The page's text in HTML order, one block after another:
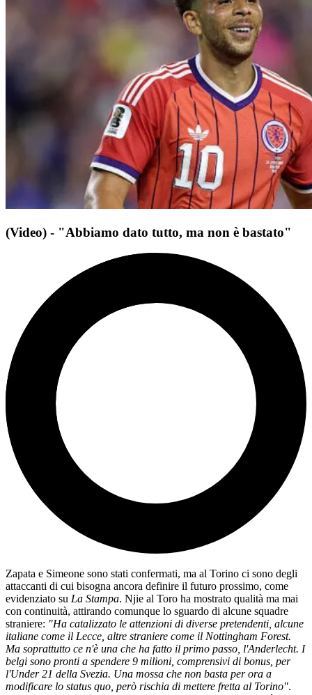
(Video) - "Abbiamo dato tutto, ma non è bastato"
Zapata e Simeone sono stati confermati, ma al Torino ci sono degli
attaccanti di cui bisogna ancora definire il futuro prossimo, come
evidenziato su La Stampa. Njie al Toro ha mostrato qualità ma mai
con continuità, attirando comunque lo sguardo di alcune squadre
straniere: "Ha catalizzato le attenzioni di diverse pretendenti, alcune
italiane come il Lecce, altre straniere come il Nottingham Forest.
Ma soprattutto ce n'è una che ha fatto il primo passo, l'Anderlecht. I
belgi sono pronti a spendere 9 milioni, comprensivi di bonus, per
l'Under 21 della Svezia. Una mossa che non basta per ora a
modificare lo status quo, però rischia di mettere fretta al Torino".